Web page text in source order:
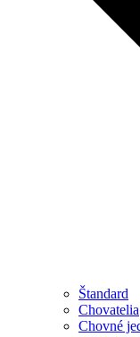
Štandard
Chovatelia
Chovné